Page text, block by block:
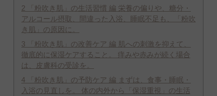
2 「粉吹き肌」の生活習慣 編 栄養の偏りや、糖分・
アルコール摂取、間違った入浴、睡眠不足も、「粉吹
き肌」の原因に。
3 「粉吹き肌」の改善ケア 編 肌への刺激を抑えて、
徹底的に保湿ケアすること。 痒みや赤みが続く場合
は、皮膚科の受診を。
4 「粉吹き肌」の予防ケア 編 まずは、食事・睡眠・
入浴の見直しを。 体の内外から「保湿重視」の生活